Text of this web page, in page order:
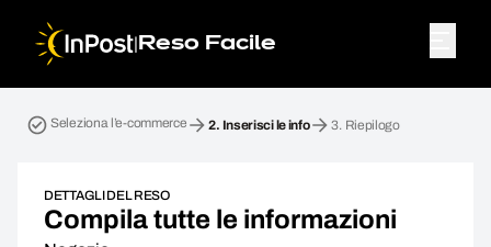
| Reso Facile
Seleziona l’e-commerce 2. Inserisci le info 3. Riepilogo
DETTAGLI DEL RESO
Compila tutte le informazioni